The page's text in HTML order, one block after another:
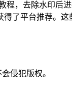
，去除水印
了平台推荐。
侵犯版权。